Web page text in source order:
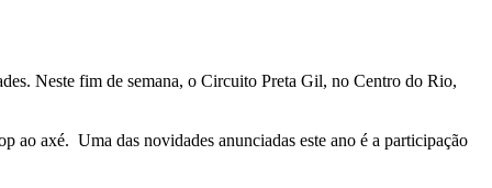
Neste fim de semana, o Circuito Preta Gil, no Centro do Rio,
ao axé. Uma das novidades anunciadas este ano é a participação